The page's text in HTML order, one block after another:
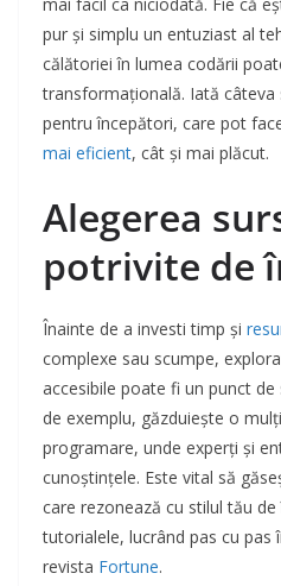
mai facil ca niciodată. Fie că
pur și simplu un entuziast al
călătoriei în lumea codării
transformațională. Iată
pentru începători, care pot
mai eficient, cât și mai plăcut.
Alegerea
potrivite de
Înainte de a investi timp și
complexe sau scumpe,
accesibile poate fi un punct de
de exemplu, găzduiește o
programare, unde experți și
cunoștințele. Este vital să
care rezonează cu stilul tău
tutorialele, lucrând pas cu pas
revista Fortune.